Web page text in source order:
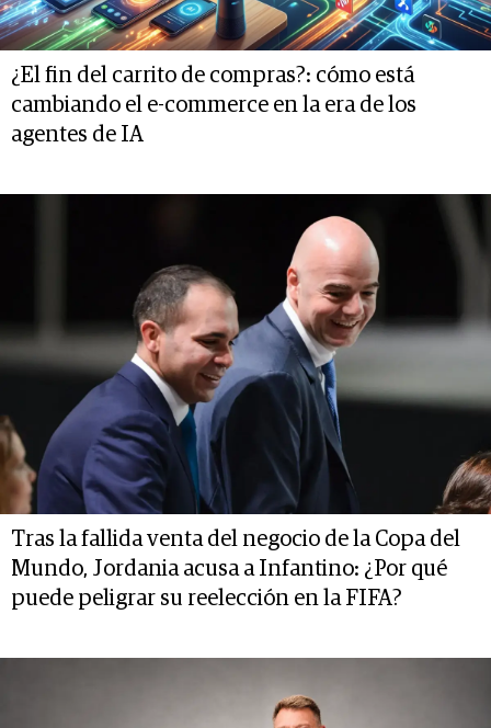
¿El fin del carrito de compras?: cómo está
cambiando el e-commerce en la era de los
agentes de IA
Tras la fallida venta del negocio de la Copa del
Mundo, Jordania acusa a Infantino: ¿Por qué
puede peligrar su reelección en la FIFA?